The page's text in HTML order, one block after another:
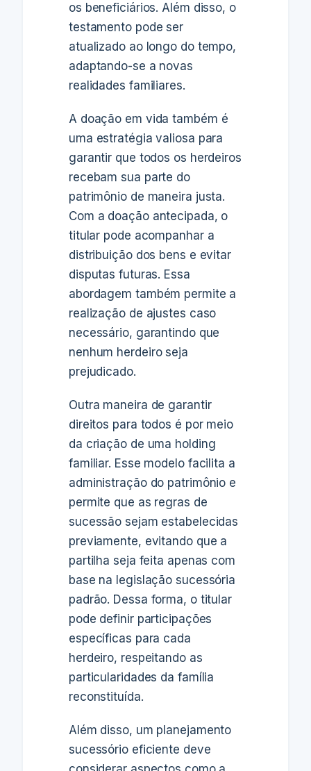
os beneficiários. Além disso, o
testamento pode ser
atualizado ao longo do tempo,
adaptando-se a novas
realidades familiares.
A doação em vida também é
uma estratégia valiosa para
garantir que todos os herdeiros
recebam sua parte do
patrimônio de maneira justa.
Com a doação antecipada, o
titular pode acompanhar a
distribuição dos bens e evitar
disputas futuras. Essa
abordagem também permite a
realização de ajustes caso
necessário, garantindo que
nenhum herdeiro seja
prejudicado.
Outra maneira de garantir
direitos para todos é por meio
da criação de uma holding
familiar. Esse modelo facilita a
administração do patrimônio e
permite que as regras de
sucessão sejam estabelecidas
previamente, evitando que a
partilha seja feita apenas com
base na legislação sucessória
padrão. Dessa forma, o titular
pode definir participações
específicas para cada
herdeiro, respeitando as
particularidades da família
reconstituída.
Além disso, um planejamento
sucessório eficiente deve